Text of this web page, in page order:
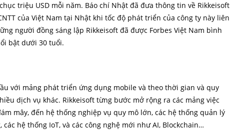
triệu USD mỗi năm. Báo chí Nhật đã đưa thông tin về Rikkeisoft
của Việt Nam tại Nhật khi tốc độ phát triển của công ty này liên
người đồng sáng lập Rikkeisoft đã được Forbes Việt Nam bình
bật dưới 30 tuổi.
với mảng phát triển ứng dụng mobile và theo thời gian và quy
dịch vụ khác. Rikkeisoft từng bước mở rộng ra các mảng việc
mây, đến hệ thống nghiệp vụ quy mô lớn, các hệ thống quản lý
hệ thống IoT, và các công nghệ mới như AI, Blockchain…